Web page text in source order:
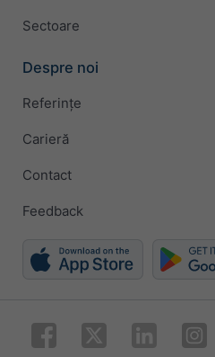
Sectoare
Despre noi
Referințe
Carieră
Contact
Feedback